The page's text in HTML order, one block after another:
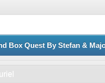
Box Quest By Stefan &